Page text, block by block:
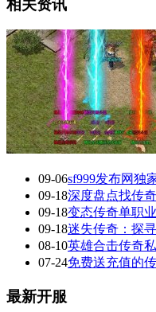
相关资讯
09-06sf999发布网独
09-18深度盘点找传
09-18变态传奇单职
09-18迷失传奇：探
08-10英雄合击传奇
07-24免费送充值的
最新开服